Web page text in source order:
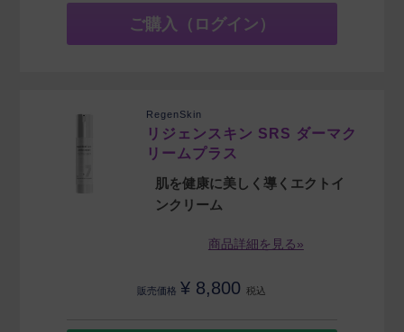
ご購入（ログイン）
RegenSkin
リジェンスキン SRS ダーマク
リームプラス
肌を健康に美しく導くエクトイ
ンクリーム
商品詳細を見る»
販売価格 ¥ 8,800 税込